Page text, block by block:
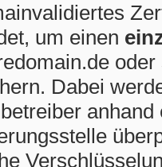
um einen
Dabei